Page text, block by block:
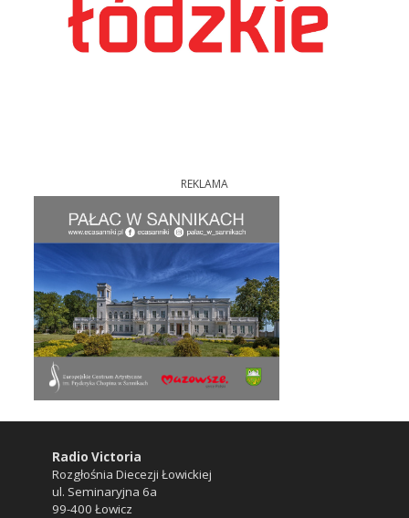
REKLAMA
Radio Victoria
Rozgłośnia Diecezji Łowickiej
ul. Seminaryjna 6a
99-400 Łowicz